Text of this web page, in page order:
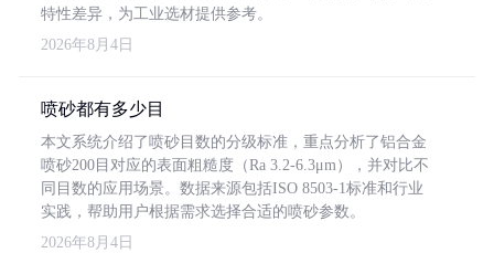
特性差异，为工业选材提供参考。
2026年8月4日
喷砂都有多少目
本文系统介绍了喷砂目数的分级标准，重点分析了铝合金
喷砂200目对应的表面粗糙度（Ra 3.2-6.3μm），并对比不
同目数的应用场景。数据来源包括ISO 8503-1标准和行业
实践，帮助用户根据需求选择合适的喷砂参数。
2026年8月4日